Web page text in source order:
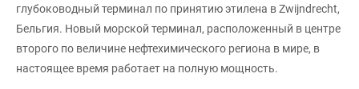
глубоководный терминал по принятию этилена в Zwijndrecht,
Бельгия. Новый морской терминал, расположенный в центре
второго по величине нефтехимического региона в мире, в
настоящее время работает на полную мощность.